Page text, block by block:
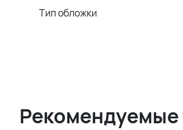
Тип обложки
Рекомендуемые